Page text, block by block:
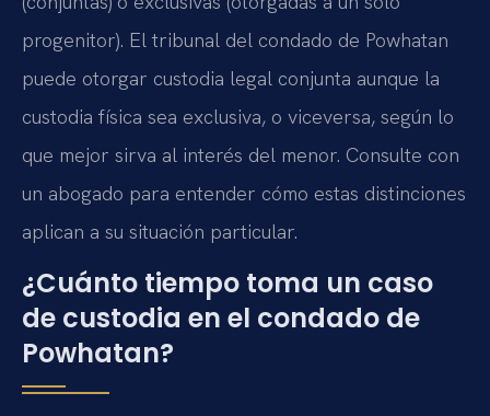
progenitor). El tribunal del condado de Powhatan
puede otorgar custodia legal conjunta aunque la
custodia física sea exclusiva, o viceversa, según lo
que mejor sirva al interés del menor. Consulte con
un abogado para entender cómo estas distinciones
aplican a su situación particular.
¿Cuánto tiempo toma un caso
de custodia en el condado de
Powhatan?